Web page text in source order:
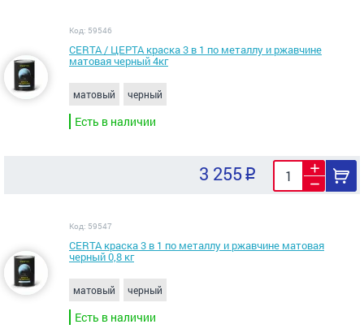
Код: 59546
CERTA / ЦЕРТА краска 3 в 1 по металлу и ржавчине
матовая черный 4кг
матовый черный
Есть в наличии
3 255
Код: 59547
CERTA краска 3 в 1 по металлу и ржавчине матовая
черный 0,8 кг
матовый черный
Есть в наличии